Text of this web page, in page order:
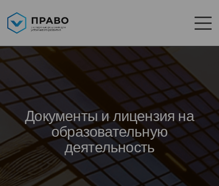
Документы и лицензия на
образовательную
деятельность